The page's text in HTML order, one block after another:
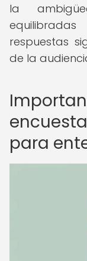
la
respuestas
de la
para